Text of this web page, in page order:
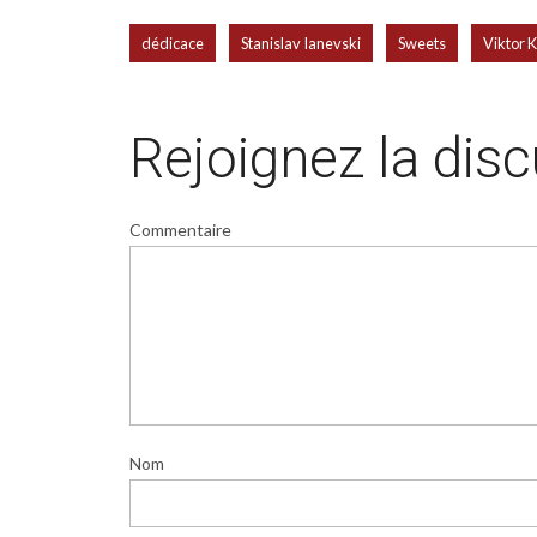
dédicace Stanislav Ianevski Sweets Viktor
Rejoignez la
Commentaire
Nom